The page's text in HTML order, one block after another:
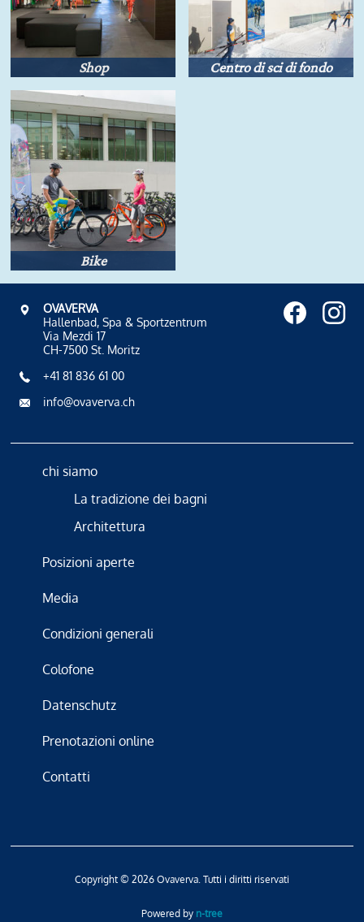
Shop Centro di sci di fondo
Bike
OVAVERVA
Hallenbad, Spa & Sportzentrum
Via Mezdi 17
CH-7500 St. Moritz
+41 81 836 61 00
info@ovaverva.ch
chi siamo
La tradizione dei bagni
Architettura
Posizioni aperte
Media
Condizioni generali
Colofone
Datenschutz
Prenotazioni online
Contatti
Copyright © 2026 Ovaverva. Tutti i diritti riservati
Powered by n-tree